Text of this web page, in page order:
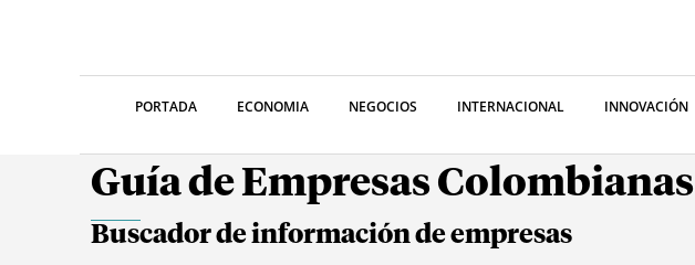
PORTADA ECONOMIA NEGOCIOS INTERNACIONAL INNOVACIÓN
Guía de Empresas Colombianas
Buscador de información de empresas